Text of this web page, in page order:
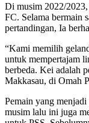
Di musim 2022/
FC. Selama bermain
pertandingan, Ia
“Kami memilih
untuk mempertajam
berbeda. Kei adalah
Makkasau, di Omah
Pemain yang
musim lalu ini juga